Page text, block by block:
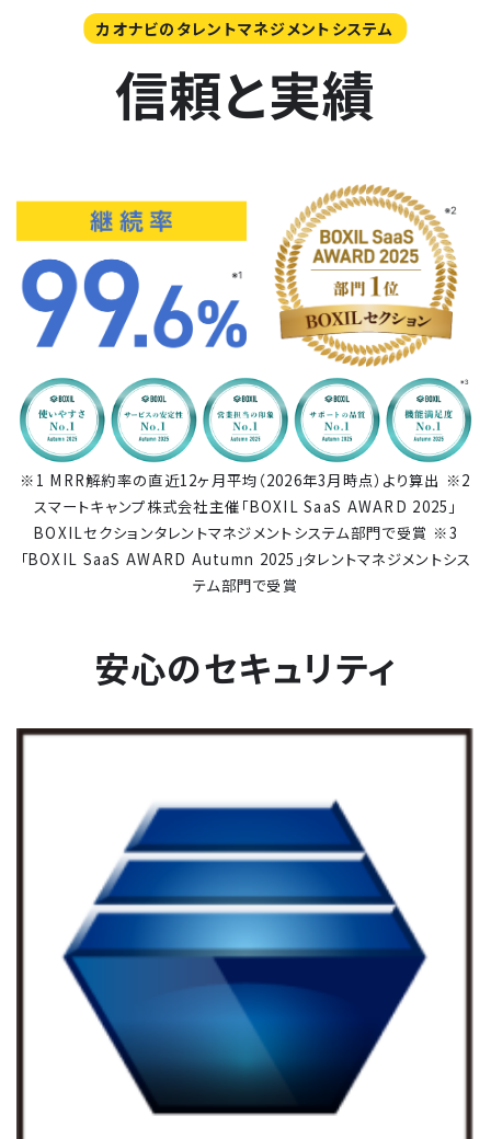
カオナビのタレントマネジメントシステム
信頼と実績
※1 MRR解約率の直近12ヶ月平均（2026年3月時点）より算出 ※2
スマートキャンプ株式会社主催「BOXIL SaaS AWARD 2025」
BOXILセクションタレントマネジメントシステム部門で受賞 ※3
「BOXIL SaaS AWARD Autumn 2025」タレントマネジメントシス
テム部門で受賞
安心のセキュリティ